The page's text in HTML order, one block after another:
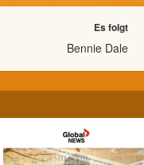
Es folgt
Bennie Dale